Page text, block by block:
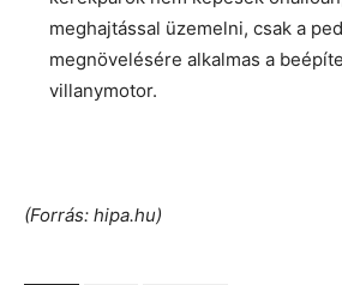
meghajtással üzemelni, csak a
megnövelésére alkalmas a
villanymotor.
(Forrás: hipa.hu)